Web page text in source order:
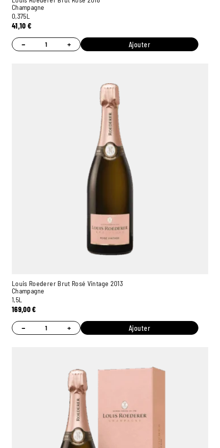
Champagne
0,375L
41,10€
− + Ajouter
Louis Roederer Brut Rosé Vintage 2013
Champagne
1,5L
169,00€
− + Ajouter